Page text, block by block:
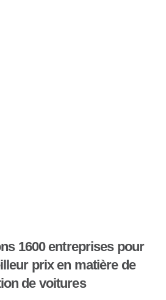
1600 entreprises pour
prix en matière de
de voitures